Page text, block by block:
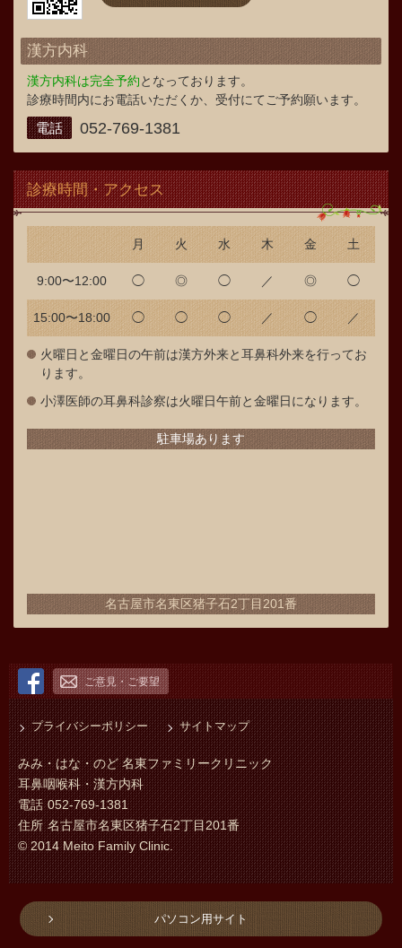
漢方内科
漢方内科は完全予約となっております。
診療時間内にお電話いただくか、受付にてご予約願います。
電話 052-769-1381
診療時間・アクセス
月 火 水 木 金 土
9:00〜12:00 ◯ ◎ ◯ ／ ◎ ◯
15:00〜18:00 ◯ ◯ ◯ ／ ◯ ／
火曜日と金曜日の午前は漢方外来と耳鼻科外来を行ってお
ります。
小澤医師の耳鼻科診察は火曜日午前と金曜日になります。
駐車場あります
名古屋市名東区猪子石2丁目201番
ご意見・ご要望
プライバシーポリシー サイトマップ
みみ・はな・のど 名東ファミリークリニック
耳鼻咽喉科・漢方内科
電話 052-769-1381
住所 名古屋市名東区猪子石2丁目201番
© 2014 Meito Family Clinic.
パソコン用サイト